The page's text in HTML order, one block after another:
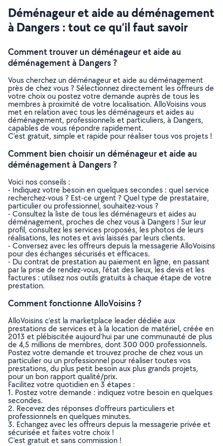
Déménageur et aide au déménagement
à Dangers : tout ce qu’il faut savoir
Comment trouver un déménageur et aide au
déménagement à Dangers ?
Vous cherchez un déménageur et aide au déménagement
près de chez vous ? Sélectionnez directement les offreurs de
votre choix ou postez votre demande auprès de tous les
membres à proximité de votre localisation. AlloVoisins vous
met en relation avec tous les déménageurs et aides au
déménagement, professionnels et particuliers, à Dangers,
capables de vous répondre rapidement.
C’est gratuit, simple et rapide pour réaliser tous vos projets !
Comment bien choisir un déménageur et aide au
déménagement à Dangers ?
Voici nos conseils :
- Indiquez votre besoin en quelques secondes : quel service
recherchez-vous ? Est-ce urgent ? Quel type de prestataire,
particulier ou professionnel, souhaitez-vous ?
- Consultez la liste de tous les déménageurs et aides au
déménagement, proches de chez vous à Dangers ! Sur leur
profil, consultez les services proposés, les photos de leurs
réalisations, les notes et avis laissés par leurs clients.
- Conversez avec les offreurs depuis la messagerie AlloVoisins
pour des échanges sécurisés et efficaces.
- Du contrat de prestation au paiement en ligne, en passant
par la prise de rendez-vous, l’état des lieux, les devis et les
factures : utilisez nos outils gratuits à chaque étape de votre
prestation.
Comment fonctionne AlloVoisins ?
AlloVoisins c’est la marketplace leader dédiée aux
prestations de services et à la location de matériel, créée en
2013 et plébiscitée aujourd’hui par une communauté de plus
de 4,5 millions de membres, dont 300 000 professionnels.
Postez votre demande et trouvez proche de chez vous un
particulier ou un professionnel pour réaliser toutes vos
prestations, du plus petit besoin aux plus grands projets,
pour un bon rapport qualité/prix.
Facilitez votre quotidien en 3 étapes :
1. Postez votre demande : indiquez votre besoin en quelques
secondes.
2. Recevez des réponses d’offreurs particuliers et
professionnels en quelques minutes.
3. Echangez avec les offreurs depuis la messagerie privée et
sécurisée et faites votre choix !
C’est gratuit et sans commission !